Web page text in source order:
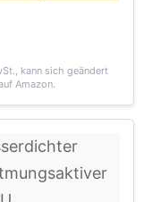
kann sich geändert
Amazon.